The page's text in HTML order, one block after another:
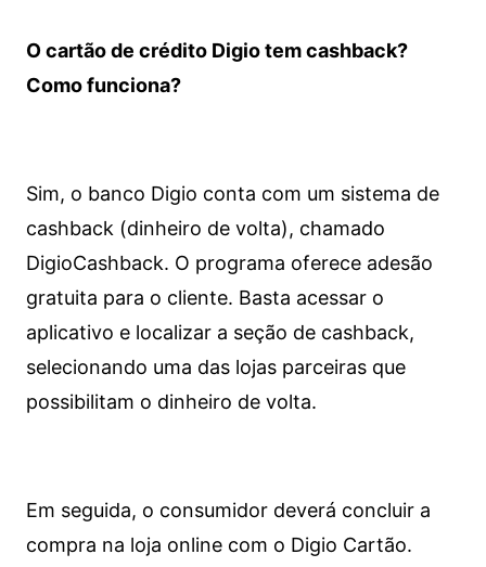
O cartão de crédito Digio tem cashback?
Como funciona?
Sim, o banco Digio conta com um sistema de
cashback (dinheiro de volta), chamado
DigioCashback. O programa oferece adesão
gratuita para o cliente. Basta acessar o
aplicativo e localizar a seção de cashback,
selecionando uma das lojas parceiras que
possibilitam o dinheiro de volta.
Em seguida, o consumidor deverá concluir a
compra na loja online com o Digio Cartão.